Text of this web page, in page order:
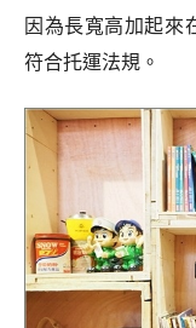
因為長寬高加起來
符合托運法規。